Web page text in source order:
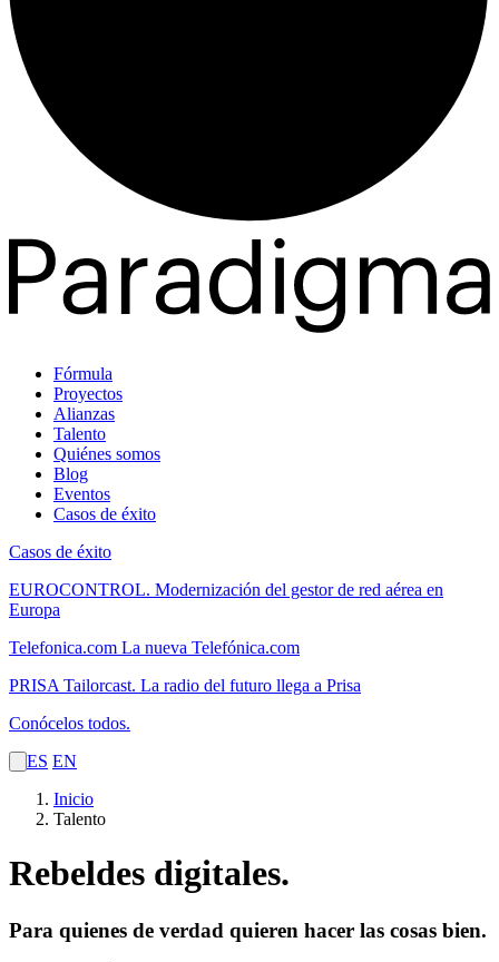
Fórmula
Proyectos
Alianzas
Talento
Quiénes somos
Blog
Eventos
Casos de éxito
Casos de éxito
EUROCONTROL. Modernización del gestor de red aérea en
Europa
Telefonica.com La nueva Telefónica.com
PRISA Tailorcast. La radio del futuro llega a Prisa
Conócelos todos.
ES EN
Inicio
Talento
Rebeldes digitales.
Para quienes de verdad quieren hacer las cosas bien.